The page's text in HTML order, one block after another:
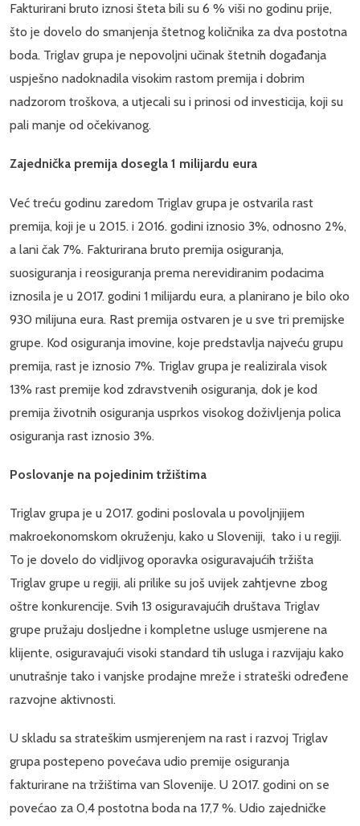
Fakturirani bruto iznosi šteta bili su 6 % viši no godinu prije,
što je dovelo do smanjenja štetnog količnika za dva postotna
boda. Triglav grupa je nepovoljni učinak štetnih događanja
uspješno nadoknadila visokim rastom premija i dobrim
nadzorom troškova, a utjecali su i prinosi od investicija, koji su
pali manje od očekivanog.
Zajednička premija dosegla 1 milijardu eura
Već treću godinu zaredom Triglav grupa je ostvarila rast
premija, koji je u 2015. i 2016. godini iznosio 3%, odnosno 2%,
a lani čak 7%. Fakturirana bruto premija osiguranja,
suosiguranja i reosiguranja prema nerevidiranim podacima
iznosila je u 2017. godini 1 milijardu eura, a planirano je bilo oko
930 milijuna eura. Rast premija ostvaren je u sve tri premijske
grupe. Kod osiguranja imovine, koje predstavlja najveću grupu
premija, rast je iznosio 7%. Triglav grupa je realizirala visok
13% rast premije kod zdravstvenih osiguranja, dok je kod
premija životnih osiguranja usprkos visokog doživljenja polica
osiguranja rast iznosio 3%.
Poslovanje na pojedinim tržištima
Triglav grupa je u 2017. godini poslovala u povoljnjijem
makroekonomskom okruženju, kako u Sloveniji, tako i u regiji.
To je dovelo do vidljivog oporavka osiguravajućih tržišta
Triglav grupe u regiji, ali prilike su još uvijek zahtjevne zbog
oštre konkurencije. Svih 13 osiguravajućih društava Triglav
grupe pružaju dosljedne i kompletne usluge usmjerene na
klijente, osiguravajući visoki standard tih usluga i razvijaju kako
unutrašnje tako i vanjske prodajne mreže i strateški određene
razvojne aktivnosti.
U skladu sa strateškim usmjerenjem na rast i razvoj Triglav
grupa postepeno povećava udio premije osiguranja
fakturirane na tržištima van Slovenije. U 2017. godini on se
povećao za 0,4 postotna boda na 17,7 %. Udio zajedničke